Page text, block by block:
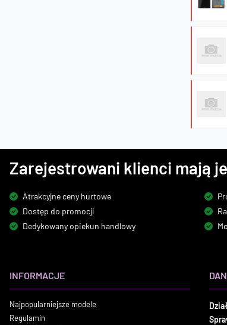
Zarejestrowani klienci mają
Atrakcyjne ceny hurtowe
Dostęp do promocji
Dedykowany opiekun handlowy
INFORMACJE
Najpopularniejsze modele
Regulamin